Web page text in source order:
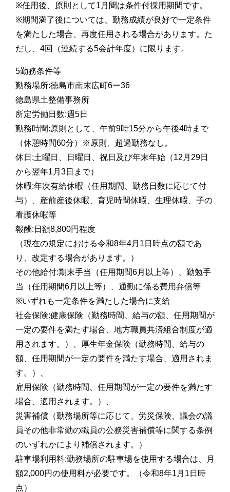
※任用後、原則として1月間は条件付採用期間です。
※期間満了後については、勤務成績が良好で一定条件
を満たした場合、再度任用される場合があります。た
だし、4回（連続する5会計年度）に限ります。
5勤務条件等
勤務場所:徳島市南末広町6ー36
徳島県土整備事務所
所定労働日数:週5日
勤務時間:原則として、午前9時15分から午後4時まで
（休憩時間60分）※原則、超過勤務なし。
休日:土曜日、日曜日、祝日及び年末年始（12月29日
から翌年1月3日まで）
休暇:年次有給休暇（任用期間、勤務日数に応じて付
与）、産前産後休暇、育児時間休暇、生理休暇、子の
看護休暇等
報酬:日額8,800円程度
（現在の規定における令和8年4月1日時点の額であ
り、改定する場合があります。）
その他給付:期末手当（任用期間6月以上等）、勤勉手
当（任用期間6月以上等）、通勤に係る費用弁償等
※いずれも一定条件を満たした場合に支給
社会保険:健康保険（勤務時間、給与の額、任用期間が
一定の要件を満たす場合、地方職員共済組合制度が適
用されます。）、厚生年金保険（勤務時間、給与の
額、任用期間が一定の要件を満たす場合、適用されま
す。）、
雇用保険（勤務時間、任用期間が一定の要件を満たす
場合、適用されます。）、
災害補償（勤務場所等に応じて、労災保険、議会の議
員その他非常勤の職員の公務災害補償等に関する条例
のいずれかにより補償されます。）
駐車場利用料:勤務場所の駐車場を使用する場合は、月
額2,000円の使用料が必要です。（令和8年1月1日時
点）